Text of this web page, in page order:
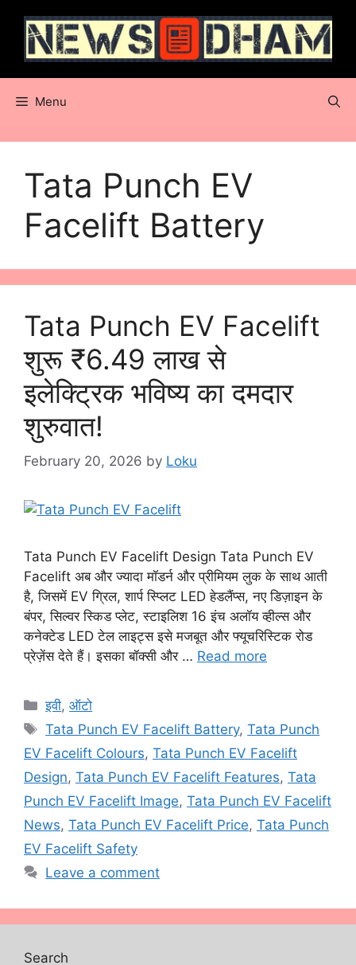
content
Menu
Tata Punch EV
Facelift Battery
Tata Punch EV Facelift
शुरू ₹6.49 लाख से
इलेक्ट्रिक भविष्य का दमदार
शुरुवात!
February 20, 2026 by Loku
Tata Punch EV Facelift Design Tata Punch EV
Facelift अब और ज्यादा मॉडर्न और प्रीमियम लुक के साथ आती
है, जिसमें EV ग्रिल, शार्प स्प्लिट LED हेडलैंप्स, नए डिज़ाइन के
बंपर, सिल्वर स्किड प्लेट, स्टाइलिश 16 इंच अलॉय व्हील्स और
कनेक्टेड LED टेल लाइट्स इसे मजबूत और फ्यूचरिस्टिक रोड
प्रेज़ेंस देते हैं। इसका बॉक्सी और … Read more
Categories
इवी,ऑटो
Tags
Tata Punch EV Facelift Battery,Tata Punch
EV Facelift Colours, Tata Punch EV Facelift
Design, Tata Punch EV Facelift Features, Tata
Punch EV Facelift Image, Tata Punch EV Facelift
News, Tata Punch EV Facelift Price, Tata Punch
EV Facelift Safety
Leave a comment
Search